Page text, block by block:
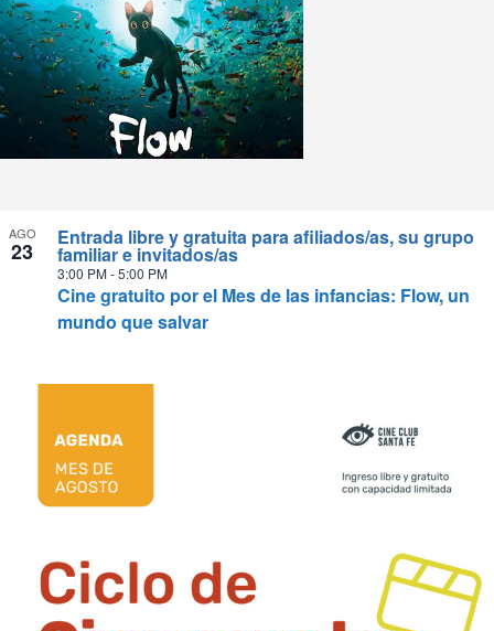
AGO
23
Cine gratuito por el Mes de las infancias: Flow, un
mundo que salvar
3:00 PM-5:00 PM
Entrada libre y gratuita para afiliados/as, su grupo
familiar e invitados/as